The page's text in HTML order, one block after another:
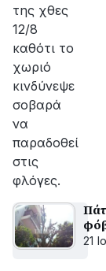
της χθες
12/8
καθότι το
χωριό
κινδύνεψε
σοβαρά
να
παραδοθεί
στις
φλόγες.
21